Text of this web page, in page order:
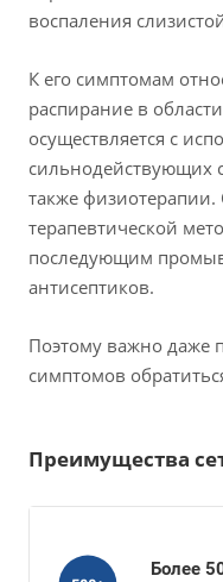
воспаления
К его симптомам
распирание в
осуществляется с
сильнодействующих
также
терапевтической
последующим
антисептиков.
Поэтому важно даже
симптомов
Преимущества
Более